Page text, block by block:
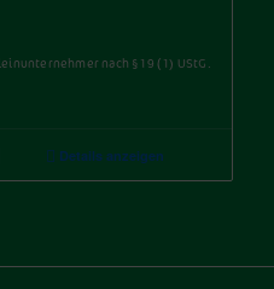
nach §19 (1) UStG.
Details anzeigen